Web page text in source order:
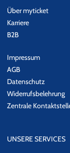
Über myticket
Karriere
B2B
Impressum
AGB
Datenschutz
Widerrufsbelehrung
Zentrale
UNSERE SERVICES